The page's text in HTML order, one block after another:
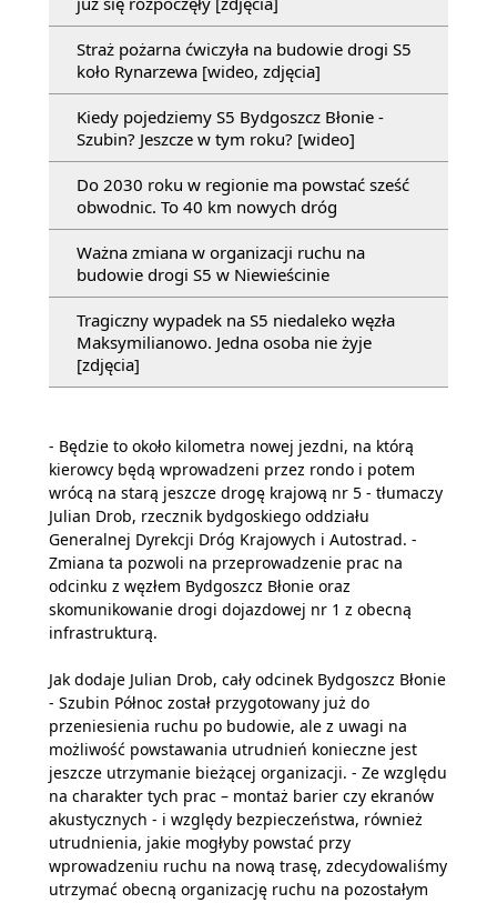
Straż pożarna ćwiczyła na budowie drogi S5
koło Rynarzewa [wideo, zdjęcia]
Kiedy pojedziemy S5 Bydgoszcz Błonie -
Szubin? Jeszcze w tym roku? [wideo]
Do 2030 roku w regionie ma powstać sześć
obwodnic. To 40 km nowych dróg
Ważna zmiana w organizacji ruchu na
budowie drogi S5 w Niewieścinie
Tragiczny wypadek na S5 niedaleko węzła
Maksymilianowo. Jedna osoba nie żyje
[zdjęcia]
- Będzie to około kilometra nowej jezdni, na którą
kierowcy będą wprowadzeni przez rondo i potem
wrócą na starą jeszcze drogę krajową nr 5 - tłumaczy
Julian Drob, rzecznik bydgoskiego oddziału
Generalnej Dyrekcji Dróg Krajowych i Autostrad. -
Zmiana ta pozwoli na przeprowadzenie prac na
odcinku z węzłem Bydgoszcz Błonie oraz
skomunikowanie drogi dojazdowej nr 1 z obecną
infrastrukturą.
Jak dodaje Julian Drob, cały odcinek Bydgoszcz Błonie
- Szubin Północ został przygotowany już do
przeniesienia ruchu po budowie, ale z uwagi na
możliwość powstawania utrudnień konieczne jest
jeszcze utrzymanie bieżącej organizacji. - Ze względu
na charakter tych prac – montaż barier czy ekranów
akustycznych - i względy bezpieczeństwa, również
utrudnienia, jakie mogłyby powstać przy
wprowadzeniu ruchu na nową trasę, zdecydowaliśmy
utrzymać obecną organizację ruchu na pozostałym